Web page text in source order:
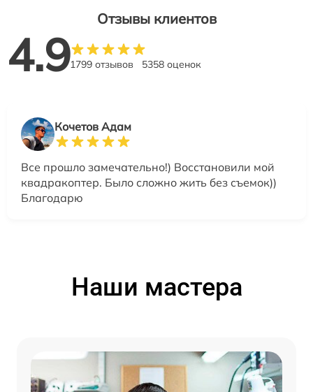
Отзывы клиентов
4.91799 отзывов 5358 оценок
Кочетов Адам
Все прошло замечательно!) Восстановили мой
квадракоптер. Было сложно жить без съемок))
Благодарю
Наши мастера